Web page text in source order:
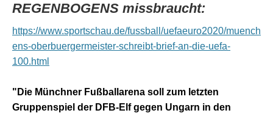
REGENBOGENS missbraucht:
https://www.sportschau.de/fussball/uefaeuro2020/muench
ens-oberbuergermeister-schreibt-brief-an-die-uefa-
100.html
"Die Münchner Fußballarena soll zum letzten
Gruppenspiel der DFB-Elf gegen Ungarn in den